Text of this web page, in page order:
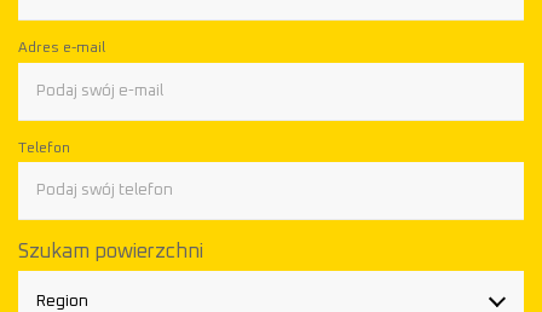
Adres e-mail
Telefon
Szukam powierzchni
Region